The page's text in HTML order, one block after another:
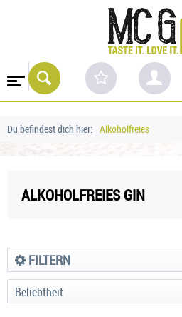
Du befindest dich hier: Alkoholfreies
ALKOHOLFREIES GIN
FILTERN